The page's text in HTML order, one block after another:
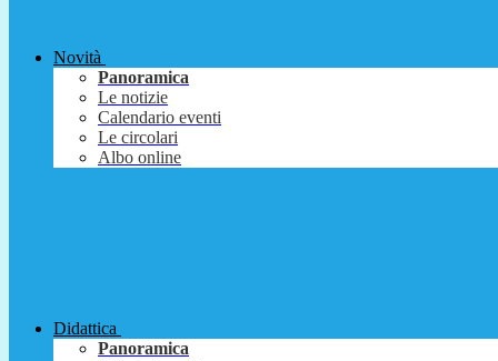
Novità
Panoramica
Le notizie
Calendario eventi
Le circolari
Albo online
Didattica
Panoramica